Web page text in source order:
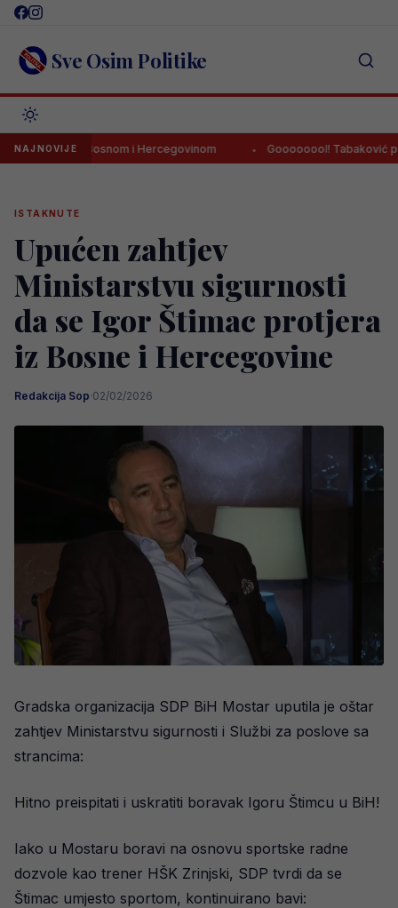
Skip
content Sve Osim Politike
NAJNOVIJE
Bosnom i Hercegovinom Goooooool! Tabaković
ISTAKNUTE
Upućen zahtjev
Ministarstvu sigurnosti
da se Igor Štimac protjera
iz Bosne i Hercegovine
Redakcija Sop·02/02/2026
Gradska organizacija SDP BiH Mostar uputila je oštar
zahtjev Ministarstvu sigurnosti i Službi za poslove sa
strancima:
Hitno preispitati i uskratiti boravak Igoru Štimcu u BiH!
Iako u Mostaru boravi na osnovu sportske radne
dozvole kao trener HŠK Zrinjski, SDP tvrdi da se
Štimac umjesto sportom, kontinuirano bavi: